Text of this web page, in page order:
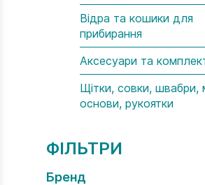
Відра та кошики для
прибирання
Аксесуари та
Щітки, совки, швабри,
основи, рукоятки
ФІЛЬТРИ
Бренд